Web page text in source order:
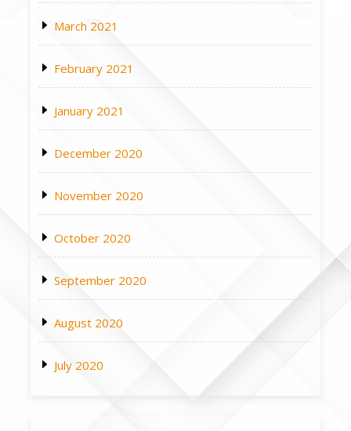
March 2021
February 2021
January 2021
December 2020
November 2020
October 2020
September 2020
August 2020
July 2020